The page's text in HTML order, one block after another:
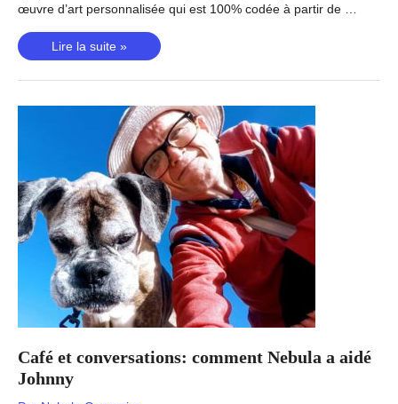
œuvre d’art personnalisée qui est 100% codée à partir de …
Lancement
du
projet
Genomics
Lire la suite »
Café et conversations: comment Nebula a aidé
Johnny